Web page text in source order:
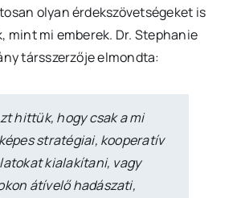
olyan érdekszövetségeket is
mint mi emberek. Dr. Stephanie
társszerzője elmondta:
hittük, hogy csak a mi
stratégiai, kooperatív
kialakítani, vagy
átívelő hadászati,